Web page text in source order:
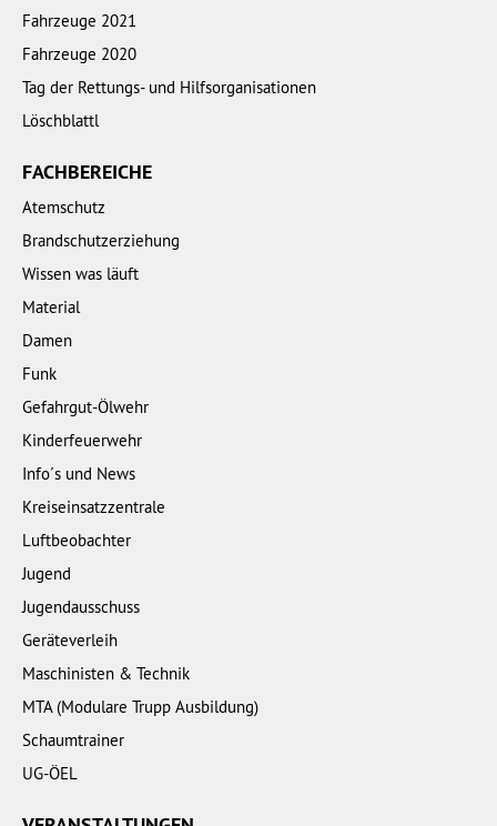
Fahrzeuge 2021
Fahrzeuge 2020
Tag der Rettungs- und Hilfsorganisationen
Löschblattl
FACHBEREICHE
Atemschutz
Brandschutzerziehung
Wissen was läuft
Material
Damen
Funk
Gefahrgut-Ölwehr
Kinderfeuerwehr
Info´s und News
Kreiseinsatzzentrale
Luftbeobachter
Jugend
Jugendausschuss
Geräteverleih
Maschinisten & Technik
MTA (Modulare Trupp Ausbildung)
Schaumtrainer
UG-ÖEL